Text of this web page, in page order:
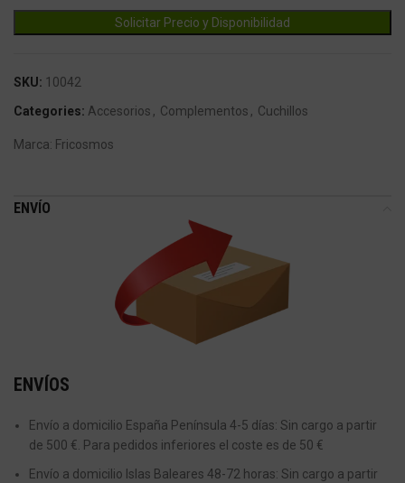
SKU: 10042
Categories: Accesorios , Complementos , Cuchillos
Marca: Fricosmos
ENVÍO
ENVÍOS
Envío a domicilio España Península 4-5 días: Sin cargo a partir
de 500 €. Para pedidos inferiores el coste es de 50 €
Envío a domicilio Islas Baleares 48-72 horas: Sin cargo a partir